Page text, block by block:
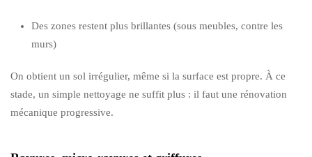
Des zones restent plus brillantes (sous meubles, contre les
murs)
On obtient un sol irrégulier, même si la surface est propre. À ce
stade, un simple nettoyage ne suffit plus : il faut une rénovation
mécanique progressive.